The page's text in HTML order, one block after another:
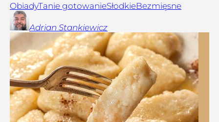
ObiadyTanie gotowanieSłodkieBezmięsne
Adrian Stankiewicz